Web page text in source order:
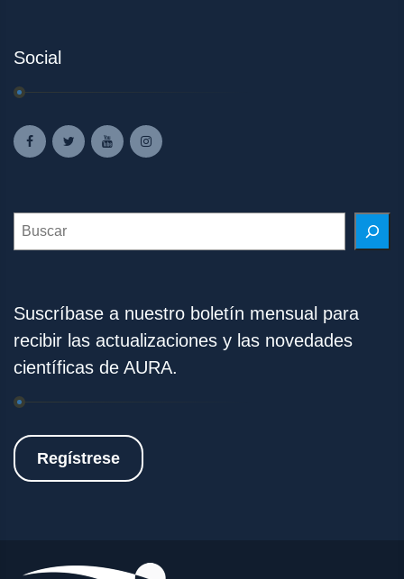
Social
Search
Suscríbase a nuestro boletín mensual para
recibir las actualizaciones y las novedades
científicas de AURA.
Regístrese